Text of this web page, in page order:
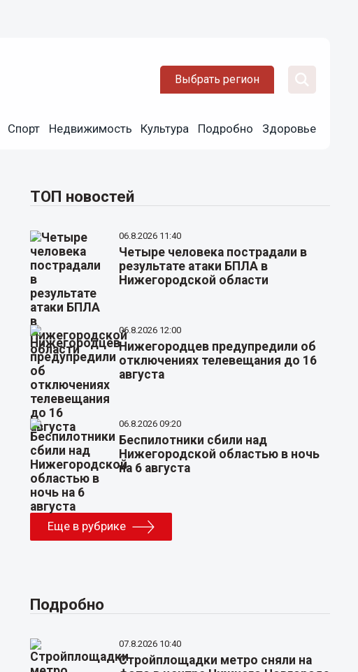
Выбрать регион
Спорт Недвижимость Культура Подробно Здоровье
ТОП новостей
06.8.2026 11:40
Четыре человека пострадали в
результате атаки БПЛА в
Нижегородской области
06.8.2026 12:00
Нижегородцев предупредили об
отключениях телевещания до 16
августа
06.8.2026 09:20
Беспилотники сбили над
Нижегородской областью в ночь
на 6 августа
Еще в рубрике
Подробно
07.8.2026 10:40
Стройплощадки метро сняли на